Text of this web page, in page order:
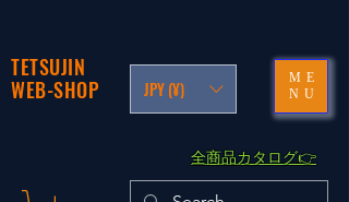
TETSUJIN
WEB-SHOP
JPY (¥)
ME
NU
​全商品カタログ👉